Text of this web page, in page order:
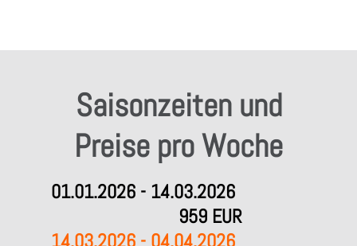
Saisonzeiten und
Preise pro Woche
01.01.2026 - 14.03.2026
959 EUR
14.03.2026 - 04.04.2026